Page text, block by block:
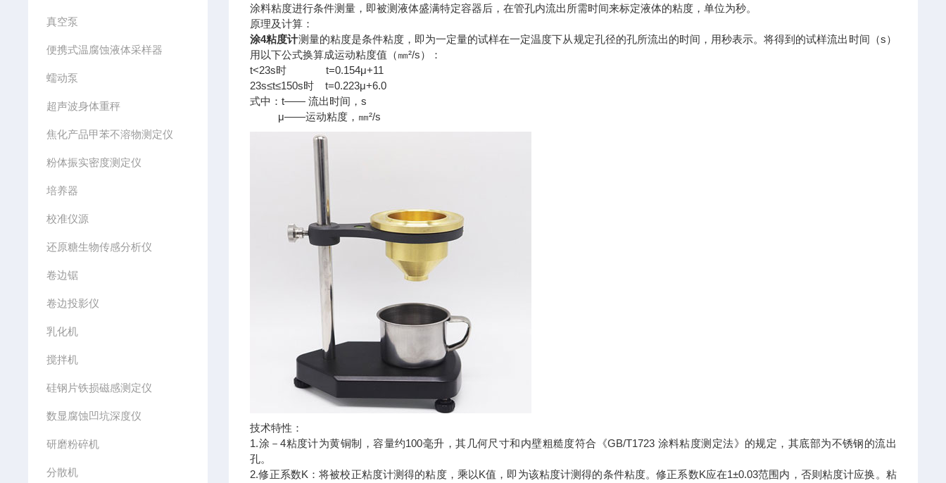
真空泵
便携式温腐蚀液体采样器
蠕动泵
超声波身体重秤
焦化产品甲苯不溶物测定仪
粉体振实密度测定仪
培养器
校准仪源
还原糖生物传感分析仪
卷边锯
卷边投影仪
乳化机
搅拌机
硅钢片铁损磁感测定仪
数显腐蚀凹坑深度仪
研磨粉碎机
分散机
涂料粘度进行条件测量，即被测液体盛满特定容器后，在管孔内流出所需时间来标定液体的粘度，单位为秒。
原理及计算：
涂4粘度计测量的粘度是条件粘度，即为一定量的试样在一定温度下从规定孔径的孔所流出的时间，用秒表示。将得到的试样流出时间（s）
用以下公式换算成运动粘度值（㎜²/s）：
t<23s时 t=0.154μ+11
23s≤t≤150s时 t=0.223μ+6.0
式中：t—— 流出时间，s
μ——运动粘度，㎜²/s
技术特性：
1.涂－4粘度计为黄铜制，容量约100毫升，其几何尺寸和内壁粗糙度符合《GB/T1723 涂料粘度测定法》的规定，其底部为不锈钢的流出
孔。
2.修正系数K：将被校正粘度计测得的粘度，乘以K值，即为该粘度计测得的条件粘度。修正系数K应在1±0.03范围内，否则粘度计应换。粘